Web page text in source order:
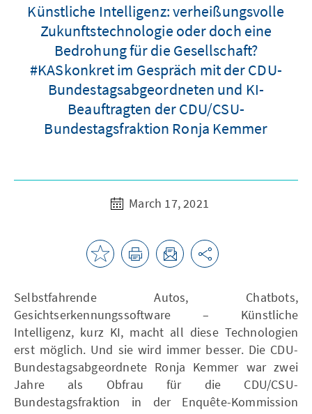
Künstliche Intelligenz: verheißungsvolle
Zukunftstechnologie oder doch eine
Bedrohung für die Gesellschaft?
#KASkonkret im Gespräch mit der CDU-
Bundestagsabgeordneten und KI-
Beauftragten der CDU/CSU-
Bundestagsfraktion Ronja Kemmer
March 17, 2021
Selbstfahrende Autos, Chatbots,
Gesichtserkennungssoftware – Künstliche
Intelligenz, kurz KI, macht all diese Technologien
erst möglich. Und sie wird immer besser. Die CDU-
Bundestagsabgeordnete Ronja Kemmer war zwei
Jahre als Obfrau für die CDU/CSU-
Bundestagsfraktion in der Enquête-Kommission